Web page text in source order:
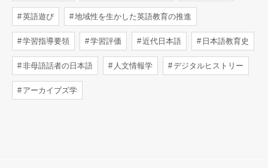
英語遊び 地域性を生かした英語教育の推進
学習指導要領 学習評価 近代日本語 日本語教育史
非母語話者の日本語 人文情報学 デジタルヒストリー
アーカイブズ学